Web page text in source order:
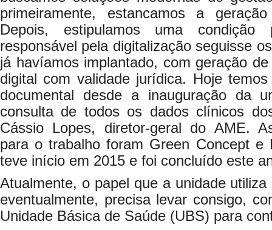
primeiramente, estancamos a
Depois, estipulamos uma
responsável pela digitalização seguisse
já havíamos implantado, com geração
digital com validade jurídica. Hoje
documental desde a inauguração da
consulta de todos os dados clínicos
Cássio Lopes, diretor-geral do AME.
para o trabalho foram Green Concept e
teve início em 2015 e foi concluído este
Atualmente, o papel que a unidade
eventualmente, precisa levar consigo,
Unidade Básica de Saúde (UBS) para